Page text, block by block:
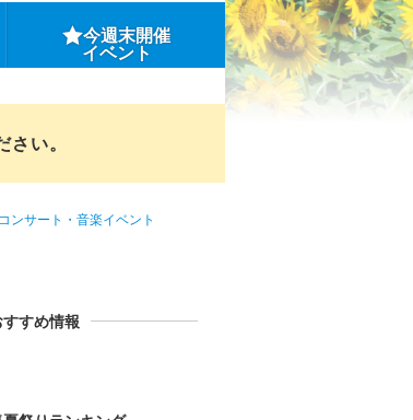
今週末開催
イベント
い。
ンサート・音楽イベント
すすめ情報